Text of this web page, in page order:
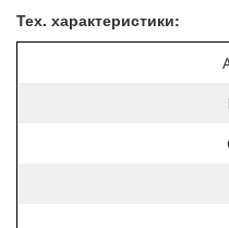
Тех. характеристики: